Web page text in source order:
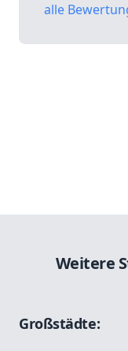
alle
Weitere
Großstädte: